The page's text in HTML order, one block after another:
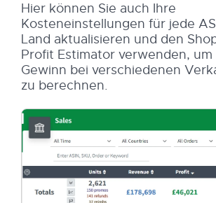
Hier können Sie auch Ihre
Kosteneinstellungen für jede
Land aktualisieren und den
Profit Estimator verwenden, um
Gewinn bei verschiedenen
zu berechnen.